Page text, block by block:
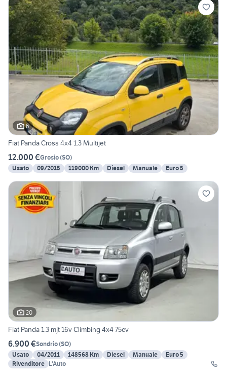
6
Fiat Panda Cross 4x4 1.3 Multijet
12.000 €Grosio(SO)
Usato
09/2015 119000 Km Diesel Manuale Euro 5
20
Fiat Panda 1.3 mjt 16v Climbing 4x4 75cv
6.900 €Sondrio(SO)
Usato
04/2011 148568 Km Diesel Manuale
Euro 5
Rivenditore L'Auto